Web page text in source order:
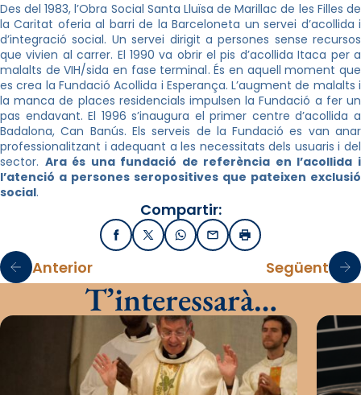
Des del 1983, l’Obra Social Santa Lluïsa de Marillac de les Filles de
la Caritat oferia al barri de la Barceloneta un servei d’acollida i
d’integració social. Un servei dirigit a persones sense recursos
que vivien al carrer. El 1990 va obrir el pis d’acollida Itaca per a
malalts de VIH/sida en fase terminal. És en aquell moment que
es crea la Fundació Acollida i Esperança. L’augment de malalts i
la manca de places residencials impulsen la Fundació a fer un
pas endavant. El 1996 s’inaugura el primer centre d’acollida a
Badalona, Can Banús. Els serveis de la Fundació es van anar
professionalitzant i adequant a les necessitats dels usuaris i del
sector. Ara és una fundació de referència en l’acollida i
l’atenció a persones seropositives que pateixen exclusió
social.
Compartir:
FacebookX / TwitterWhatsApp
EmailImprimir
Anterior Següent
T’interessarà…